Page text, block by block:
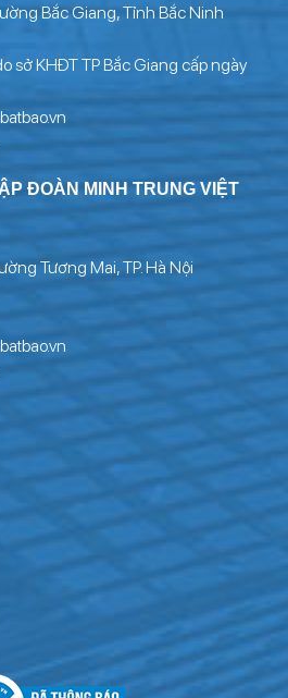
Bắc Giang, Tỉnh Bắc Ninh
sở KHĐT TP Bắc Giang cấp ngày
ĐOÀN MINH TRUNG VIỆT
Tương Mai, TP. Hà Nội